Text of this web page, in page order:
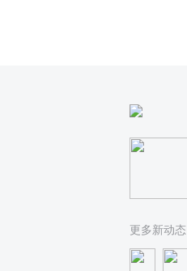
更多新动态